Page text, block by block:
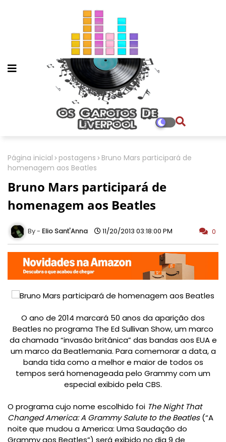
Página inicial postagens
Bruno Mars participará de
homenagem aos Beatles
Bruno Mars participará de
homenagem aos Beatles
Elio Sant'Anna 11/20/2013 03:18:00 PM 0
O ano de 2014 marcará 50 anos da aparição dos
Beatles no programa The Ed Sullivan Show, um marco
da chamada “invasão britânica” das bandas aos EUA e
um marco da Beatlemania. Para comemorar a data, a
banda tida como a melhor e maior de todos os
tempos será homenageada pelo Grammy com um
especial exibido pela CBS.
O programa cujo nome escolhido foi The Night That
Changed America: A Grammy Salute to the Beatles(“A
noite que mudou a America: Uma Saudação do